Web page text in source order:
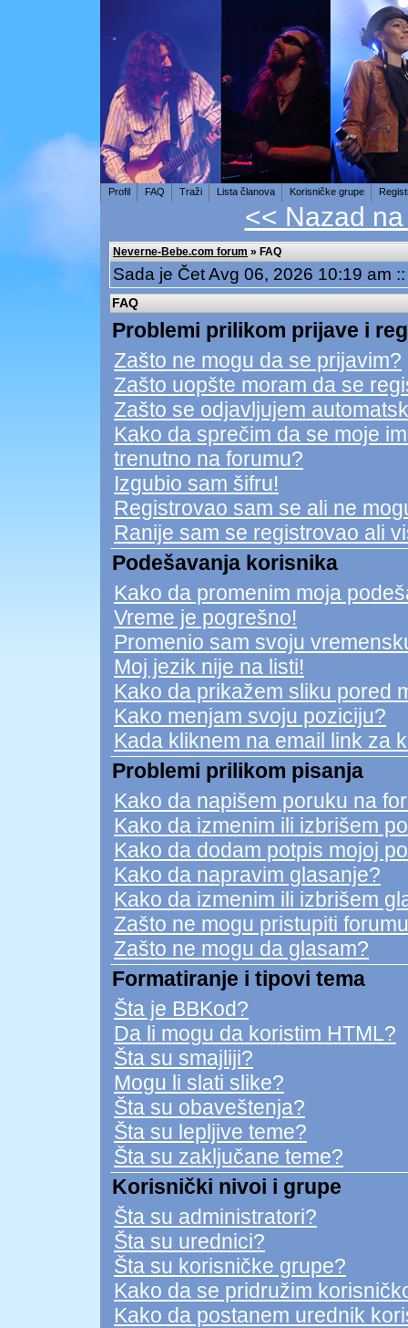
Profil FAQ Traži Lista članova Korisničke grupe
<< Nazad
Neverne-Bebe.com forum » FAQ
Sada je Čet Avg 06, 2026 10:19 am
FAQ
Problemi prilikom prijave i
Zašto ne mogu da se prijavim?
Zašto uopšte moram da se
Zašto se odjavljujem
Kako da sprečim da se moje
trenutno na forumu?
Izgubio sam šifru!
Registrovao sam se ali ne
Ranije sam se registrovao ali
Podešavanja korisnika
Kako da promenim moja
Vreme je pogrešno!
Promenio sam svoju
Moj jezik nije na listi!
Kako da prikažem sliku pored
Kako menjam svoju poziciju?
Kada kliknem na email link za
Problemi prilikom pisanja
Kako da napišem poruku na
Kako da izmenim ili izbrišem
Kako da dodam potpis mojoj
Kako da napravim glasanje?
Kako da izmenim ili izbrišem
Zašto ne mogu pristupiti
Zašto ne mogu da glasam?
Formatiranje i tipovi tema
Šta je BBKod?
Da li mogu da koristim HTML?
Šta su smajliji?
Mogu li slati slike?
Šta su obaveštenja?
Šta su lepljive teme?
Šta su zaključane teme?
Korisnički nivoi i grupe
Šta su administratori?
Šta su urednici?
Šta su korisničke grupe?
Kako da se pridružim
Kako da postanem urednik